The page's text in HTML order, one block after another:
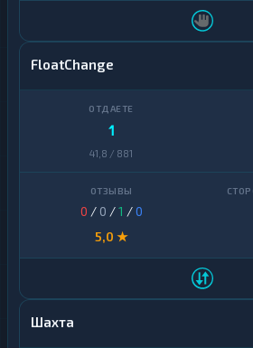
FloatChange
1
41,8 / 881
0 / 0 /1 /0
5,0 ★
Шахта